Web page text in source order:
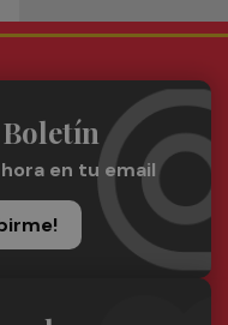
en tu email